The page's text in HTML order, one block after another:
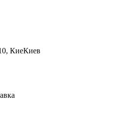
КиеКиев